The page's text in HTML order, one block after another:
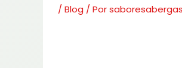
/ Blog / Por